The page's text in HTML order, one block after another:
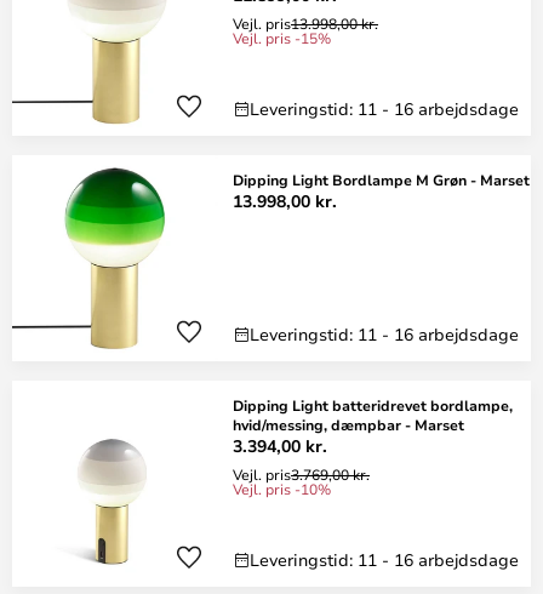
Vejl. pris13.998,00 kr.
Vejl. pris -15%
Leveringstid: 11 - 16 arbejdsdage
Dipping Light Bordlampe M Grøn - Marset
13.998,00 kr.
Leveringstid: 11 - 16 arbejdsdage
Dipping Light batteridrevet bordlampe,
hvid/messing, dæmpbar - Marset
3.394,00 kr.
Vejl. pris3.769,00 kr.
Vejl. pris -10%
Leveringstid: 11 - 16 arbejdsdage